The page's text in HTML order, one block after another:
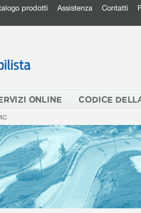
prodotti Assistenza Contatti
ONLINE CODICE